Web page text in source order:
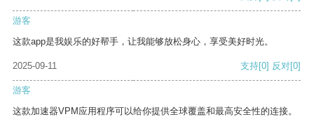
游客
这款app是我娱乐的好帮手，让我能够放松身心，享受美好时光。
2025-09-11 支持[0] 反对[0]
游客
这款加速器VPM应用程序可以给你提供全球覆盖和最高安全性的连接。